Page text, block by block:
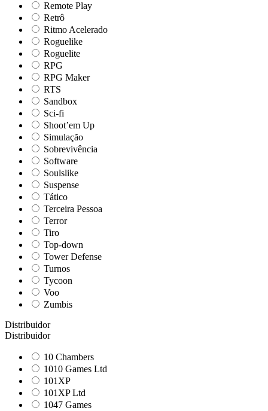
Remote Play
Retrô
Ritmo Acelerado
Roguelike
Roguelite
RPG
RPG Maker
RTS
Sandbox
Sci-fi
Shoot’em Up
Simulação
Sobrevivência
Software
Soulslike
Suspense
Tático
Terceira Pessoa
Terror
Tiro
Top-down
Tower Defense
Turnos
Tycoon
Voo
Zumbis
Distribuidor
Distribuidor
10 Chambers
1010 Games Ltd
101XP
101XP Ltd
1047 Games